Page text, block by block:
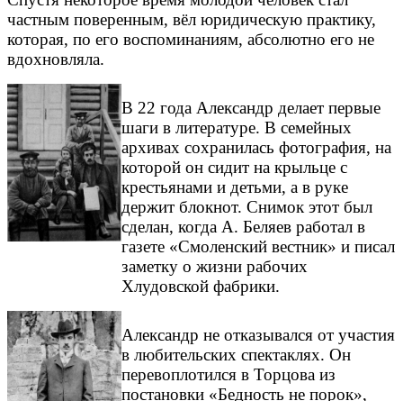
частным поверенным, вёл юридическую практику,
которая, по его воспоминаниям, абсолютно его не
вдохновляла.
В 22 года Александр делает первые
шаги в литературе. В семейных
архивах сохранилась фотография, на
которой он сидит на крыльце с
крестьянами и детьми, а в руке
держит блокнот. Снимок этот был
сделан, когда А. Беляев работал в
газете «Смоленский вестник» и писал
заметку о жизни рабочих
Хлудовской фабрики.
Александр не отказывался от участия
в любительских спектаклях. Он
перевоплотился в Торцова из
постановки «Бедность не порок»,